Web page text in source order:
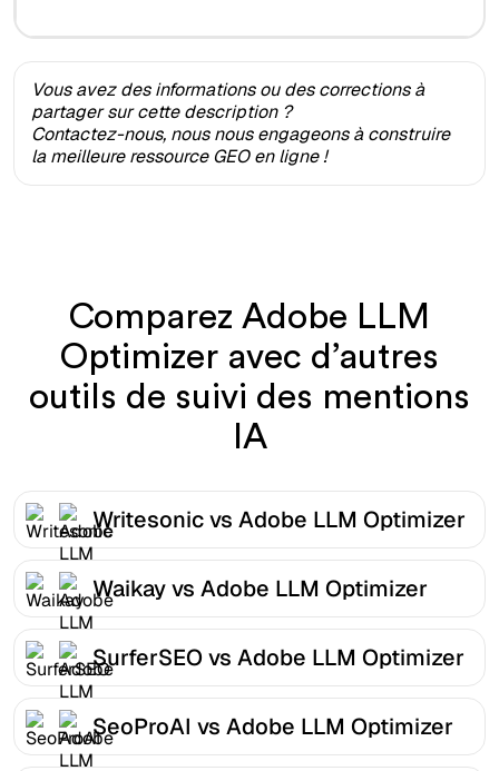
Vous avez des informations ou des corrections à
partager sur cette description ?
Contactez-nous, nous nous engageons à construire
la meilleure ressource GEO en ligne !
Comparez Adobe LLM
Optimizer avec d’autres
outils de suivi des mentions
IA
Writesonic vs Adobe LLM Optimizer
Waikay vs Adobe LLM Optimizer
SurferSEO vs Adobe LLM Optimizer
SeoProAI vs Adobe LLM Optimizer